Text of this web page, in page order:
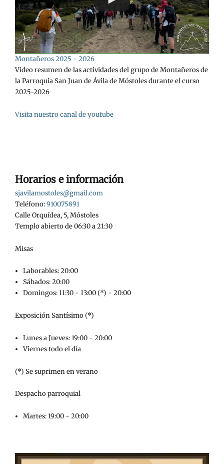
Montañeros 2025 - 2026
Video resumen de las actividades del grupo de Montañeros de
la Parroquia San Juan de Ávila de Móstoles durante el curso
2025-2026
Visita nuestro canal de youtube
Horarios e información
sjavilamostoles@gmail.com
Teléfono:910075891
Calle Orquídea, 5, Móstoles
Templo abierto de 06:30 a 21:30
Misas
Laborables: 20:00
Sábados: 20:00
Domingos: 11:30 - 13:00 (*) - 20:00
Exposición Santísimo (*)
Lunes a Jueves: 19:00 - 20:00
Viernes todo el día
(*) Se suprimen en verano
Despacho parroquial
Martes: 19:00 - 20:00